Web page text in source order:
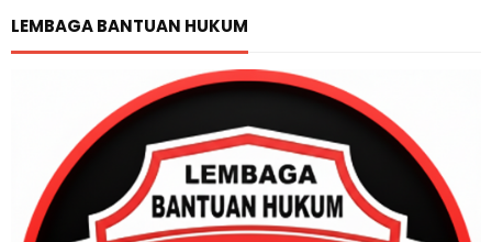
LEMBAGA BANTUAN HUKUM